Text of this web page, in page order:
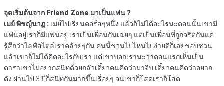
จุดเริ่มต้นจาก Friend Zone มาเป็นแฟน ?
เมย์ พิชญ์นาฏ : เมย์ไปเรียนคอร์สๆหนึ่ง แล้วก็ไม่ได้อะไรนะตอนนั้นเขามี
แฟนอยู่เราก็มีแฟนอยู่ เราเป็นเพื่อนกันเฉยๆ แต่เป็นเพื่อนที่ถูกจริตกันแค่
รู้สึกว่าไลฟ์สไตล์เราคล้ายๆกัน คนนี้ชวนไปไหนไปง่ายดีก็เลยชอบชวน
แล้วเขาก็ไม่ได้คิดอะไรกับเรา แต่เขาบอกเรานะว่าตอนแรกเห็นเป็น
ดาราเขาไม่อยากสนิทด้วยกลัวเดี๋ยวคนคิดว่ามาจีบ เดี๋ยวคนคิดว่าอยาก
ดัง ผ่านไป 3 ปีก็สนิทกันมากขึ้นเรื่อยๆ จนเขาก็โสดเราก็โสด